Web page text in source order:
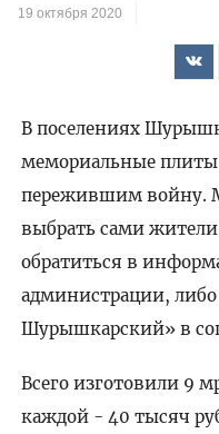
19 октября 2020
В поселениях
мемориальные
пережившим войну.
выбрать сами
обратиться в
администрации,
Шурышкарский» в
Всего изготовили 9
каждой - 40 тысяч